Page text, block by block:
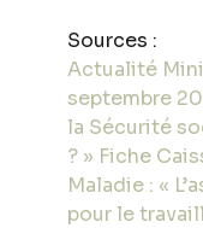
Sources :
Actualité
septembre
la Sécurité
? » Fiche
Maladie : «
pour le